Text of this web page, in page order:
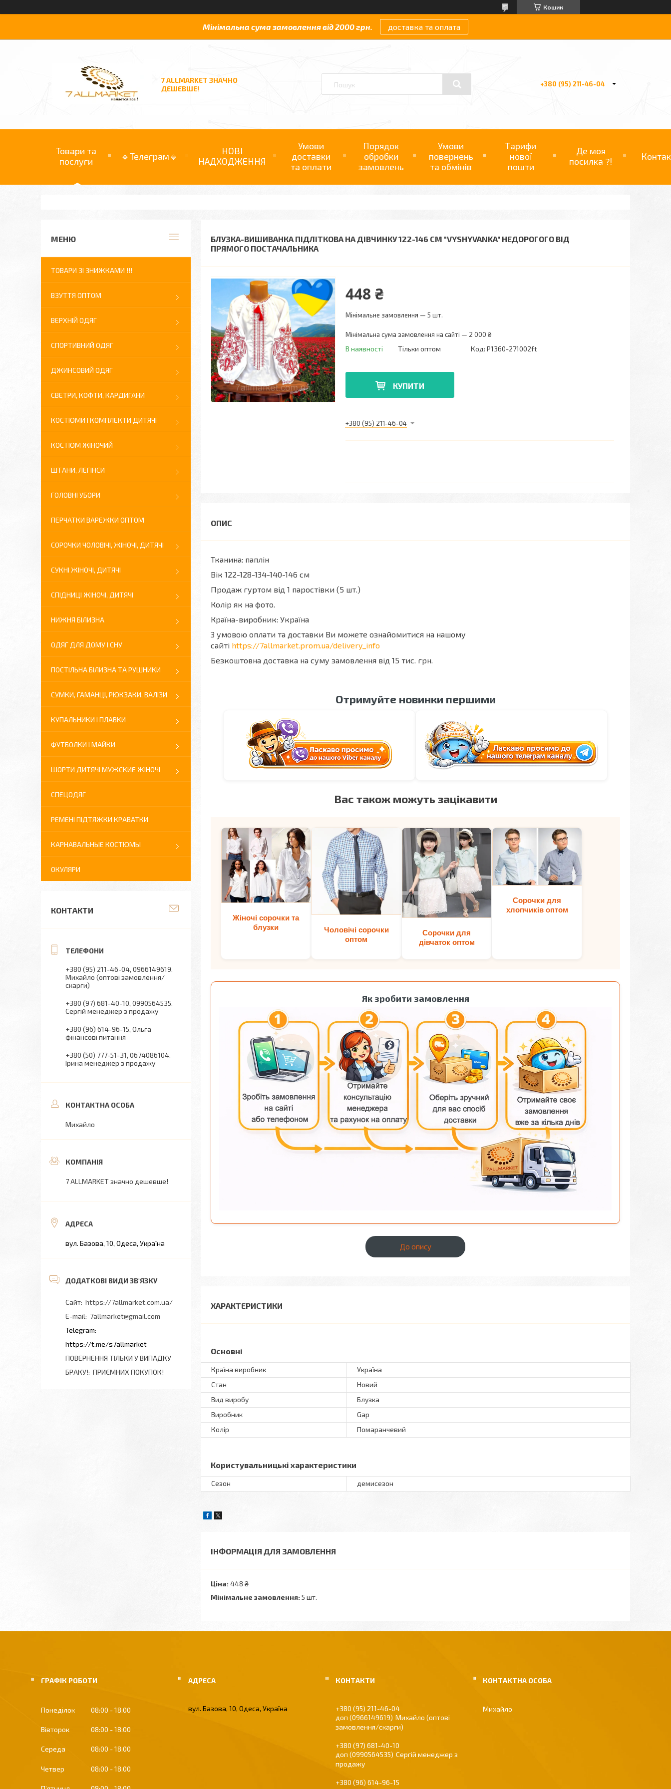
Кошик
Мінімальна сума замовлення від 2000 грн. доставка та оплата
7 ALLMARKET ЗНАЧНО
ДЕШЕВШЕ!
+380 (95) 211-46-04
Товари та
послуги
🔹Телеграм🔹
НОВІ
НАДХОДЖЕННЯ
Умови
доставки
та оплати
Порядок
обробки
замовлень
Умови
повернень
та обмінів
Тарифи
нової
пошти
Де моя
посилка ?!
БЛУЗКА-ВИШИВАНКА ПІДЛІТКОВА НА ДІВЧИНКУ 122-146 СМ "VYSHYVANKA" НЕДОРОГОГО ВІД
ПРЯМОГО ПОСТАЧАЛЬНИКА
448 ₴
Мінімальне замовлення — 5 шт.
Мінімальна сума замовлення на сайті — 2 000 ₴
В наявності Тільки оптом Код: P1360-271002ft
КУПИТИ
+380 (95) 211-46-04
Тканина: паплін
Вік 122-128-134-140-146 см
Продаж гуртом від 1 паростівки (5 шт.)
Колір як на фото.
Країна-виробник: Україна
З умовою оплати та доставки Ви можете ознайомитися на нашому
сайті https://7allmarket.prom.ua/delivery_info
Безкоштовна доставка на суму замовлення від 15 тис. грн.
Отримуйте новинки першими
Вас також можуть зацікавити
Жіночі сорочки та
блузки
Чоловічі сорочки
оптом
Сорочки для
дівчаток оптом
Сорочки для
хлопчиків оптом
Як зробити замовлення
До опису
ХАРАКТЕРИСТИКИ
Основні
Країна виробник
Україна
Стан
Новий
Вид виробу
Блузка
Виробник
Gap
Колір
Помаранчевий
Користувальницькі характеристики
Сезон демисезон
ІНФОРМАЦІЯ ДЛЯ ЗАМОВЛЕННЯ
Ціна: 448 ₴
Мінімальне замовлення: 5 шт.
ТОВАРИ ЗІ ЗНИЖКАМИ !!!
ВЗУТТЯ ОПТОМ
ВЕРХНІЙ ОДЯГ
СПОРТИВНИЙ ОДЯГ
ДЖИНСОВИЙ ОДЯГ
СВЕТРИ, КОФТИ, КАРДИГАНИ
КОСТЮМИ І КОМПЛЕКТИ ДИТЯЧІ
КОСТЮМ ЖІНОЧИЙ
ШТАНИ, ЛЕГІНСИ
ГОЛОВНІ УБОРИ
ПЕРЧАТКИ ВАРЕЖКИ ОПТОМ
СОРОЧКИ ЧОЛОВІЧІ, ЖІНОЧІ, ДИТЯЧІ
СУКНІ ЖІНОЧІ, ДИТЯЧІ
СПІДНИЦІ ЖІНОЧІ, ДИТЯЧІ
НИЖНЯ БІЛИЗНА
ОДЯГ ДЛЯ ДОМУ І СНУ
ПОСТІЛЬНА БІЛИЗНА ТА РУШНИКИ
СУМКИ, ГАМАНЦІ, РЮКЗАКИ, ВАЛІЗИ
КУПАЛЬНИКИ І ПЛАВКИ
ФУТБОЛКИ І МАЙКИ
ШОРТИ ДИТЯЧІ МУЖСКИЕ ЖІНОЧІ
СПЕЦОДЯГ
РЕМЕНІ ПІДТЯЖКИ КРАВАТКИ
КАРНАВАЛЬНЫЕ КОСТЮМЫ
ОКУЛЯРИ
КОНТАКТИ
+380 (95) 211-46-04 0966149619
Михайло (оптові замовлення/
скарги)
+380 (97) 681-40-10 0990564535
Сергій менеджер з продажу
+380 (96) 614-96-15 Ольга
фінансові питання
+380 (50) 777-51-31 0674086104
Ірина менеджер з продажу
Михайло
7 ALLMARKET значно дешевше!
вул. Базова, 10, Одеса, Україна
https://7allmarket.com.ua/
7allmarket@gmail.com
https://t.me/s7allmarket
ПОВЕРНЕННЯ ТІЛЬКИ У ВИПАДКУ
БРАКУ! ПРИЄМНИХ ПОКУПОК!
ГРАФІК РОБОТИ
Понеділок 08:00 18:00
Вівторок 08:00 18:00
Середа 08:00 18:00
Четвер 08:00 18:00
вул. Базова, 10, Одеса, Україна
+380 (95) 211-46-04
0966149619
Михайло (оптові
замовлення/скарги)
+380 (97) 681-40-10
0990564535
Сергій менеджер з
продажу
+380 (96) 614-96-15
Михайло